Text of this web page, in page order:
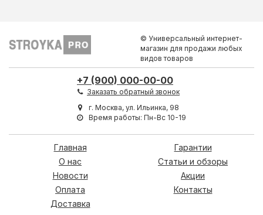
© Универсальный интернет-
магазин для продажи любых
видов товаров
+7 (900) 000-00-00
Заказать обратный звонок
г. Москва, ул. Ильинка, 98
Время работы: Пн-Вс 10-19
Главная
О нас
Новости
Оплата
Доставка
Гарантии
Статьи и обзоры
Акции
Контакты